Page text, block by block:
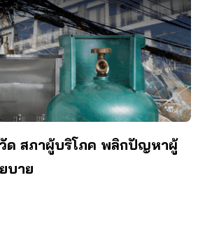
ด สภาผู้บริโภค พลิกปัญหาผู้
บาย